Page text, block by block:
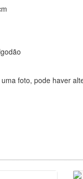
foto, pode haver